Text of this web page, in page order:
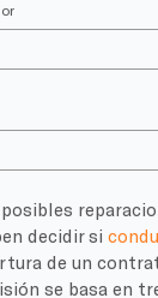
decidir si
de un
se basa en